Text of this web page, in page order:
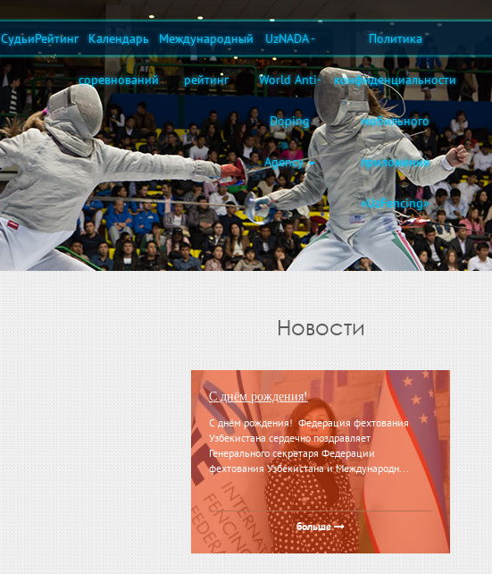
СудьиРейтинг Календарь
соревнований
Международный
рейтинг
UzNADA -
World Anti-
Doping
Agency
Политика
конфиденциальности
мобильного
приложения
«UzFencing»
Новости
С днём рождения!
С днём рождения! Федерация фехтования
Узбекистана сердечно поздравляет
Генерального секретаря Федерации
фехтования Узбекистана и Международн...
больше